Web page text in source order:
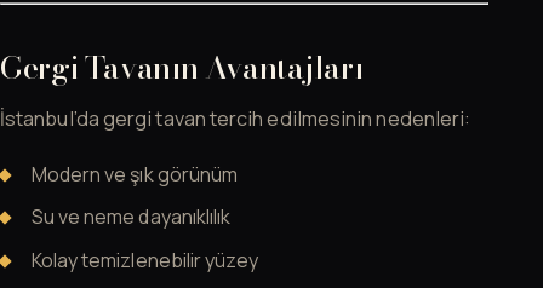
Gergi Tavanın Avantajları
İstanbul’da gergi tavan tercih edilmesinin nedenleri:
Modern ve şık görünüm
Su ve neme dayanıklılık
Kolay temizlenebilir yüzey